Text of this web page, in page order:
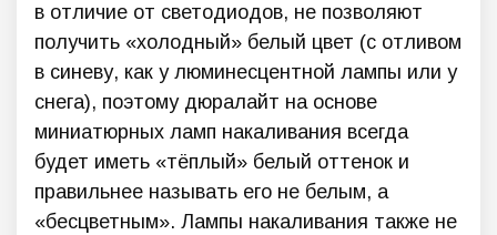
в отличие от светодиодов, не позволяют
получить «холодный» белый цвет (с отливом
в синеву, как у люминесцентной лампы или у
снега), поэтому дюралайт на основе
миниатюрных ламп накаливания всегда
будет иметь «тёплый» белый оттенок и
правильнее называть его не белым, а
«бесцветным». Лампы накаливания также не